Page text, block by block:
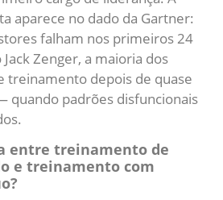
aparece no dado da Gartner:
falham nos primeiros 24
Zenger, a maioria dos
treinamento depois de quase
quando padrões disfuncionais
entre treinamento de
e treinamento com